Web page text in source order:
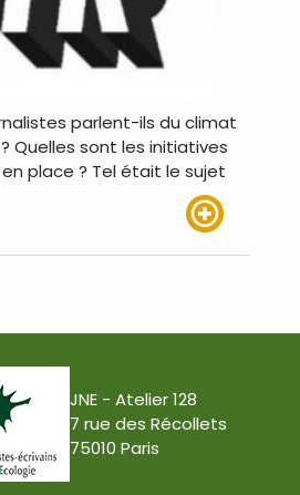
parlent-ils du climat
Quelles sont les initiatives
place ? Tel était le sujet
JNE - Atelier 128
7 rue des Récollets
75010 Paris